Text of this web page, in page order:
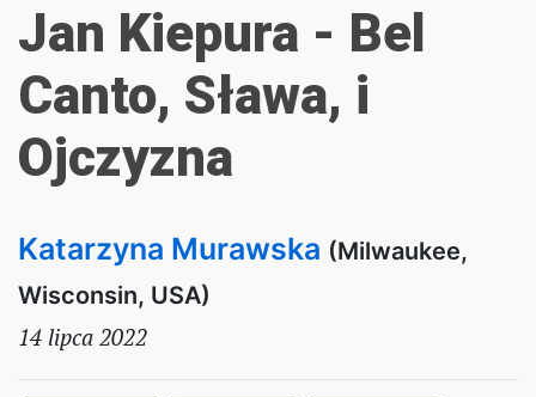
Jan Kiepura - Bel
Canto, Sława, i
Ojczyzna
Katarzyna Murawska (Milwaukee,
Wisconsin, USA)
14 lipca 2022